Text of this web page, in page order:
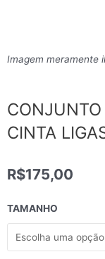
Imagem meramente
CONJUNTO
CINTA
R$175,00
TAMANHO
CONJUNTO
SENSUAL
PRETO
COM